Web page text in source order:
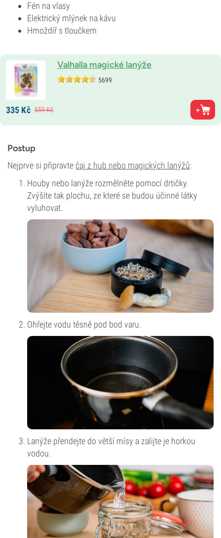
Fén na vlasy
Elektrický mlýnek na kávu
Hmoždíř s tloučkem
Valhalla magické lanýže
5699
335 Kč 559Kč
Postup
Nejprve si připravtečaj z hub nebo magických lanýžů:
Houby nebo lanýže rozmělněte pomocí drtičky.
Zvýšíte tak plochu, ze které se budou účinné látky
vyluhovat.
Ohřejte vodu těsně pod bod varu.
Lanýže přendejte do větší mísy a zalijte je horkou
vodou.